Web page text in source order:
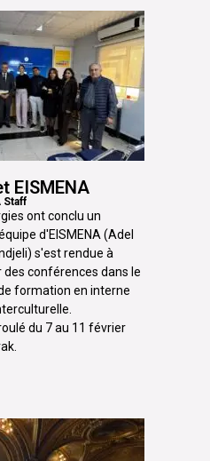
EISMENA
Staff
ont conclu un
d'EISMENA (Adel
s'est rendue à
des conférences dans le
formation en interne
du 7 au 11 février